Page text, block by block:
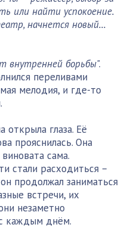
или найти успокоение.
начнется новый...
внутренней борьбы".
переливами
мелодия, и где-то
открыла глаза. Её
прояснилась. Она
сама.
стали расходиться –
продолжал заниматься
встречи, их
незаметно
каждым днём.